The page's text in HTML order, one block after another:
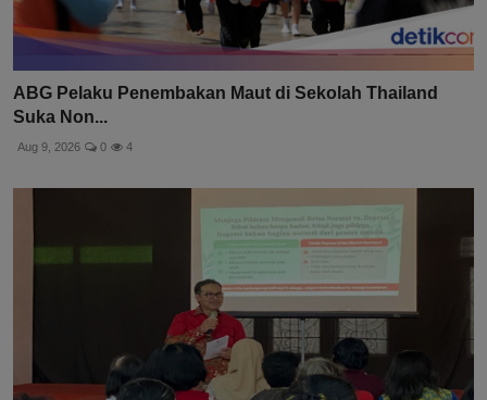
ABG Pelaku Penembakan Maut di Sekolah Thailand
Suka Non...
Aug 9, 2026 0 4